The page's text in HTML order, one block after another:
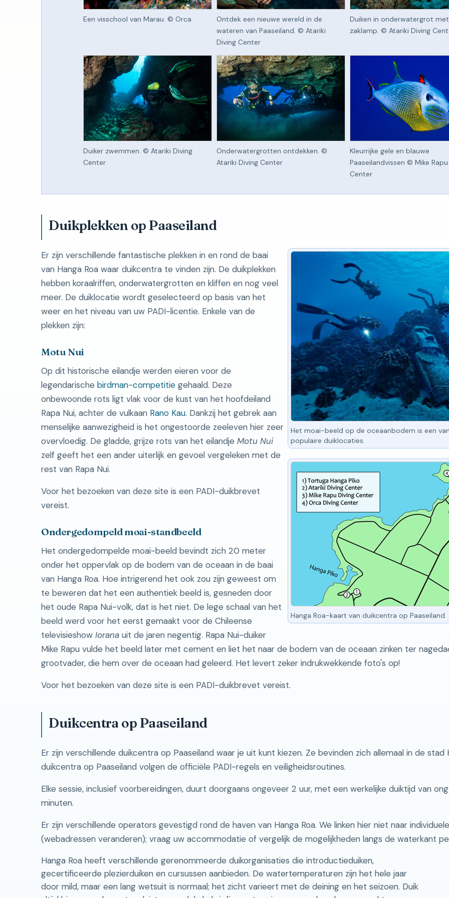
Een visschool van Marau. © Orca
Ontdek een nieuwe wereld in de
wateren van Paaseiland. © Atariki
Diving Center
Duiken in onderwatergrot met
zaklamp. © Atariki Diving
Duiker zwemmen. © Atariki Diving
Center
Onderwatergrotten ontdekken. ©
Atariki Diving Center
Kleurrijke gele en blauwe
Paaseilandvissen © Mike
Center
Duikplekken op Paaseiland
Het moai-beeld op de oceaanbodem is een
populaire duiklocaties.
Hanga Roa-kaart van duikcentra op Paaseiland.
Er zijn verschillende fantastische plekken in en rond de baai
van Hanga Roa waar duikcentra te vinden zijn. De duikplekken
hebben koraalriffen, onderwatergrotten en kliffen en nog veel
meer. De duiklocatie wordt geselecteerd op basis van het
weer en het niveau van uw PADI-licentie. Enkele van de
plekken zijn:
Motu Nui
Op dit historische eilandje werden eieren voor de
legendarische birdman-competitie gehaald. Deze
onbewoonde rots ligt vlak voor de kust van het hoofdeiland
Rapa Nui, achter de vulkaan Rano Kau. Dankzij het gebrek aan
menselijke aanwezigheid is het ongestoorde zeeleven hier zeer
overvloedig. De gladde, grijze rots van het eilandje Motu Nui
zelf geeft het een ander uiterlijk en gevoel vergeleken met de
rest van Rapa Nui.
Voor het bezoeken van deze site is een PADI-duikbrevet
vereist.
Ondergedompeld moai-standbeeld
Het ondergedompelde moai-beeld bevindt zich 20 meter
onder het oppervlak op de bodem van de oceaan in de baai
van Hanga Roa. Hoe intrigerend het ook zou zijn geweest om
te beweren dat het een authentiek beeld is, gesneden door
het oude Rapa Nui-volk, dat is het niet. De lege schaal van het
beeld werd voor het eerst gemaakt voor de Chileense
televisieshow Iorana uit de jaren negentig. Rapa Nui-duiker
Mike Rapu vulde het beeld later met cement en liet het naar de bodem van de oceaan zinken ter
grootvader, die hem over de oceaan had geleerd. Het levert zeker indrukwekkende foto's op!
Voor het bezoeken van deze site is een PADI-duikbrevet vereist.
Duikcentra op Paaseiland
Er zijn verschillende duikcentra op Paaseiland waar je uit kunt kiezen. Ze bevinden zich allemaal in de stad
duikcentra op Paaseiland volgen de officiële PADI-regels en veiligheidsroutines.
Elke sessie, inclusief voorbereidingen, duurt doorgaans ongeveer 2 uur, met een werkelijke duiktijd van
minuten.
Er zijn verschillende operators gevestigd rond de haven van Hanga Roa. We linken hier niet naar
(webadressen veranderen); vraag uw accommodatie of vergelijk de mogelijkheden langs de waterkant
Hanga Roa heeft verschillende gerenommeerde duikorganisaties die introductieduiken,
gecertificeerde plezierduiken en cursussen aanbieden. De watertemperaturen zijn het hele jaar
door mild, maar een lang wetsuit is normaal; het zicht varieert met de deining en het seizoen. Duik